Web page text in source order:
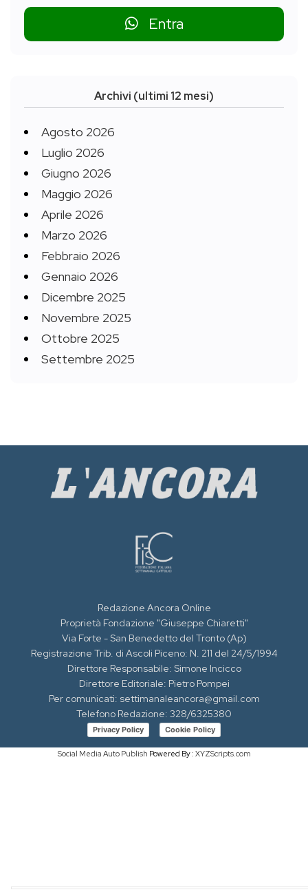
Entra
Archivi (ultimi 12 mesi)
Agosto 2026
Luglio 2026
Giugno 2026
Maggio 2026
Aprile 2026
Marzo 2026
Febbraio 2026
Gennaio 2026
Dicembre 2025
Novembre 2025
Ottobre 2025
Settembre 2025
Redazione Ancora Online
Proprietà Fondazione "Giuseppe Chiaretti"
Via Forte - San Benedetto del Tronto (Ap)
Registrazione Trib. di Ascoli Piceno: N. 211 del 24/5/1994
Direttore Responsabile: Simone Incicco
Direttore Editoriale: Pietro Pompei
Per comunicati: settimanaleancora@gmail.com
Telefono Redazione: 328/6325380
Privacy Policy Cookie Policy
Social Media Auto Publish Powered By : XYZScripts.com